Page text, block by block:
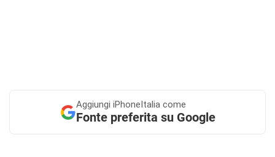
Aggiungi iPhoneItalia come
Fonte preferita su Google